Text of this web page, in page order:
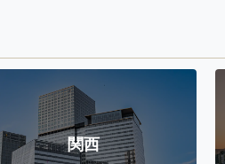
関西